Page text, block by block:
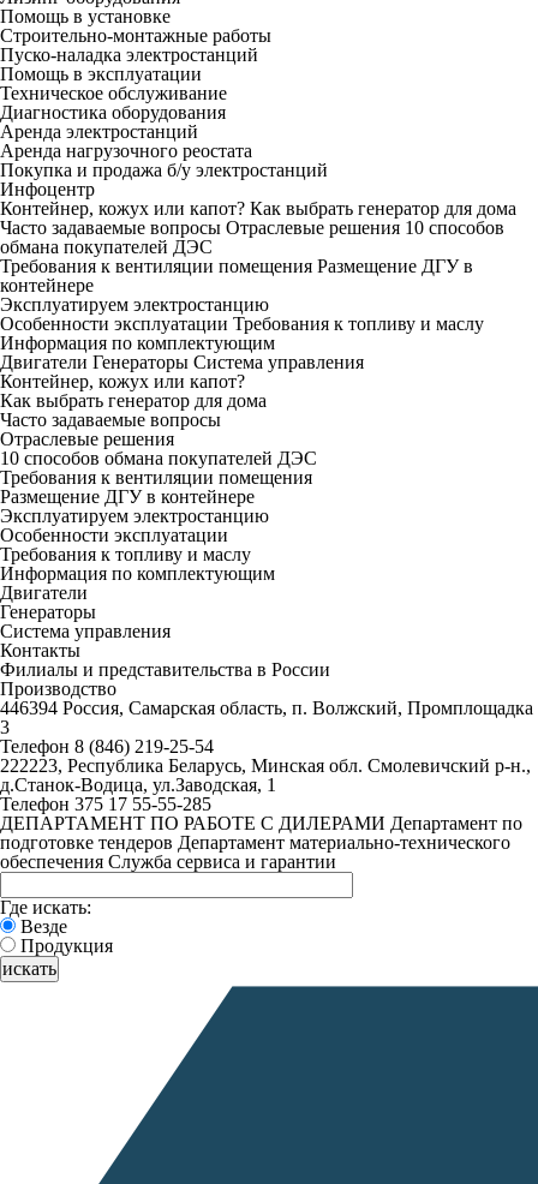
Помощь в установке
Строительно-монтажные работы
Пуско-наладка электростанций
Помощь в эксплуатации
Техническое обслуживание
Диагностика оборудования
Аренда электростанций
Аренда нагрузочного реостата
Покупка и продажа б/у электростанций
Инфоцентр
Контейнер, кожух или капот? Как выбрать генератор для дома
Часто задаваемые вопросы Отраслевые решения 10 способов
обмана покупателей ДЭС
Требования к вентиляции помещения Размещение ДГУ в
контейнере
Эксплуатируем электростанцию
Особенности эксплуатации Требования к топливу и маслу
Информация по комплектующим
Двигатели Генераторы Система управления
Контейнер, кожух или капот?
Как выбрать генератор для дома
Часто задаваемые вопросы
Отраслевые решения
10 способов обмана покупателей ДЭС
Требования к вентиляции помещения
Размещение ДГУ в контейнере
Эксплуатируем электростанцию
Особенности эксплуатации
Требования к топливу и маслу
Информация по комплектующим
Двигатели
Генераторы
Система управления
Контакты
Филиалы и представительства в России
Производство
446394 Россия, Самарская область, п. Волжский, Промплощадка
3
Телефон 8 (846) 219-25-54
222223, Республика Беларусь, Минская обл. Смолевичский р-н.,
д.Станок-Водица, ул.Заводская, 1
Телефон 375 17 55-55-285
ДЕПАРТАМЕНТ ПО РАБОТЕ С ДИЛЕРАМИ Департамент по
подготовке тендеров Департамент материально-технического
обеспечения Служба сервиса и гарантии
Где искать:
Везде
Продукция